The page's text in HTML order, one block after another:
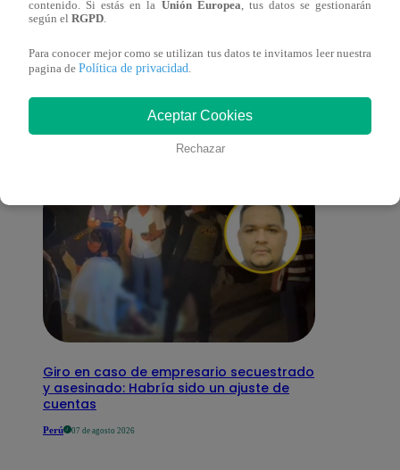
También te puede
interesar
Giro en caso de empresario secuestrado
y asesinado: Habría sido un ajuste de
cuentas
Perú 07 de agosto 2026
contenido. Si estás en la Unión Europea, tus datos se gestionarán
según el RGPD.
Para conocer mejor como se utilizan tus datos te invitamos leer nuestra
pagina de Política de privacidad.
Aceptar Cookies
Rechazar